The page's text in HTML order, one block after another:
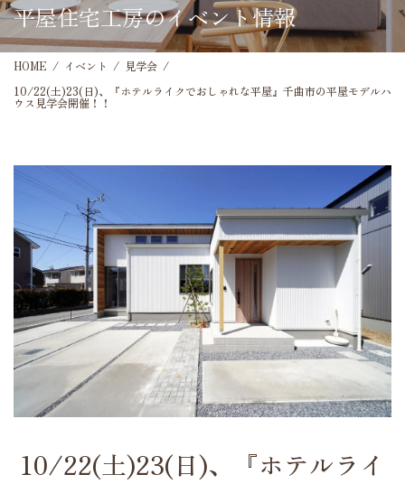
平屋住宅工房のイベント情報
HOME イベント
見学会
10/22(土)23(日)、『ホテルライクでおしゃれな平屋』千曲市の平屋モデルハ
ウス見学会開催！！
10/22(土)23(日)、『ホテルライ